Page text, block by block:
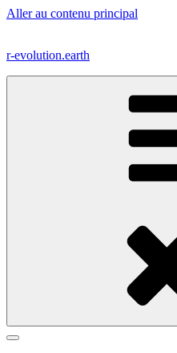
Aller au contenu principal
r-evolution.earth